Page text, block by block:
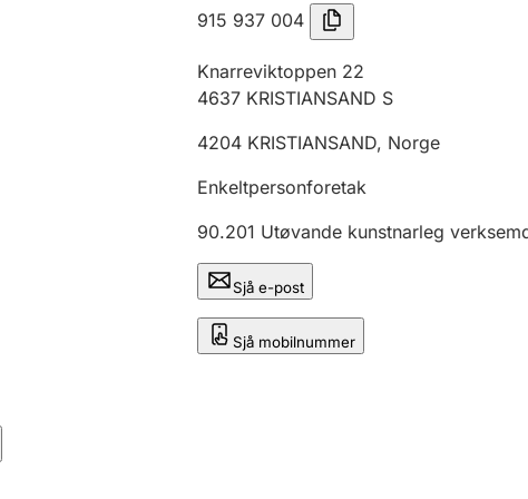
915 937 004
Knarreviktoppen 22
4637 KRISTIANSAND S
4204 KRISTIANSAND, Norge
Enkeltpersonforetak
90.201 Utøvande kunstnarleg
Sjå e-post
Sjå mobilnummer